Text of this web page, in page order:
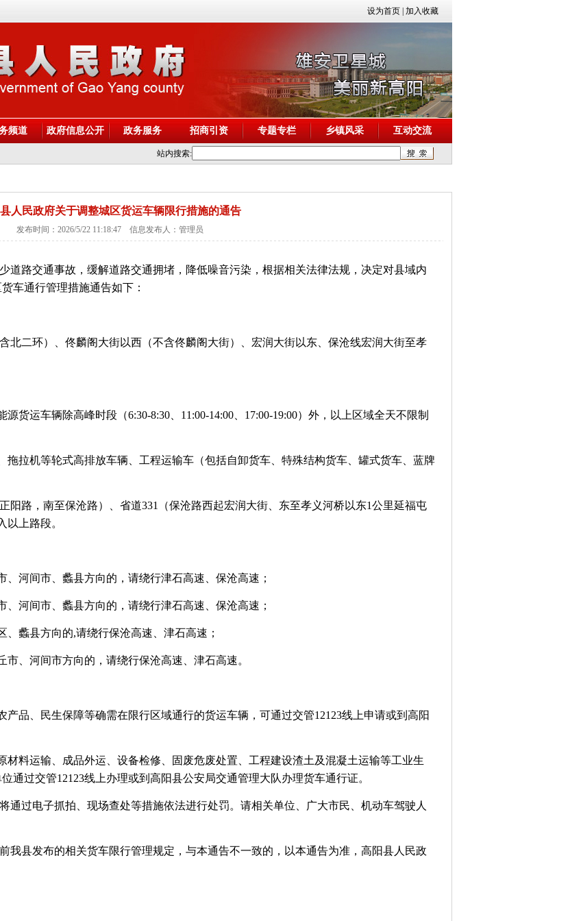
设为首页 加入收藏
频道 政府信息公开 政务服务 招商引资 专题专栏 乡镇风采 互动交流
站内搜索:
人民政府关于调整城区货运车辆限行措施的通告
发布时间：2026/5/22 11:18:47 信息发布人：管理员
道路交通事故，缓解道路交通拥堵，降低噪音污染，根据相关法律法规，决定对县域内
车通行管理措施通告如下：
北二环）、佟麟阁大街以西（不含佟麟阁大街）、宏润大街以东、保沧线宏润大街至孝
货运车辆除高峰时段（6:30-8:30、11:00-14:00、17:00-19:00）外，以上区域全天不限制
拖拉机等轮式高排放车辆、工程运输车（包括自卸货车、特殊结构货车、罐式货车、蓝牌
阳路，南至保沧路）、省道331（保沧路西起宏润大街、东至孝义河桥以东1公里延福屯
以上路段。
河间市、蠡县方向的，请绕行津石高速、保沧高速；
河间市、蠡县方向的，请绕行津石高速、保沧高速；
蠡县方向的,请绕行保沧高速、津石高速；
、河间市方向的，请绕行保沧高速、津石高速。
产品、民生保障等确需在限行区域通行的货运车辆，可通过交管12123线上申请或到高阳
材料运输、成品外运、设备检修、固废危废处置、工程建设渣土及混凝土运输等工业生
通过交管12123线上办理或到高阳县公安局交通管理大队办理货车通行证。
通过电子抓拍、现场查处等措施依法进行处罚。请相关单位、广大市民、机动车驾驶人
我县发布的相关货车限行管理规定，与本通告不一致的，以本通告为准，高阳县人民政